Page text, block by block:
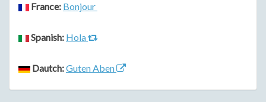
France: Bonjour
Spanish: Hola
Dautch:Guten Aben